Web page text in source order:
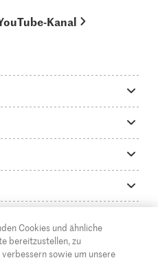
Kanal
Cookies und ähnliche
bereitzustellen, zu
sowie um unsere